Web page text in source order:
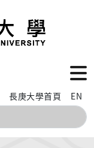
長庚大學首頁 EN
搜